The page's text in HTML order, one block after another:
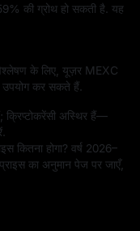
की ग्रोथ हो सकती है. यह
के लिए, यूज़र MEXC
उपयोग कर सकते हैं.
क्रिप्टोकरेंसी अस्थिर हैं—
कितना होगा? वर्ष 2026–
का अनुमान पेज पर जाएँ,